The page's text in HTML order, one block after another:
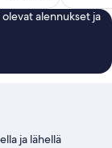
alennukset ja
ja lähellä